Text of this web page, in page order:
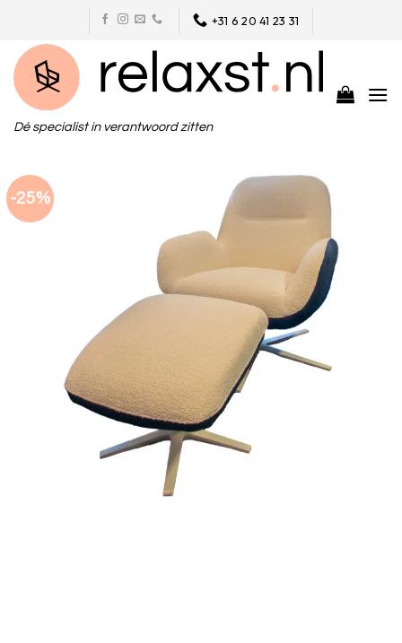
content
+31 6 20 41 23 31
Dé specialist in verantwoord zitten
-25%